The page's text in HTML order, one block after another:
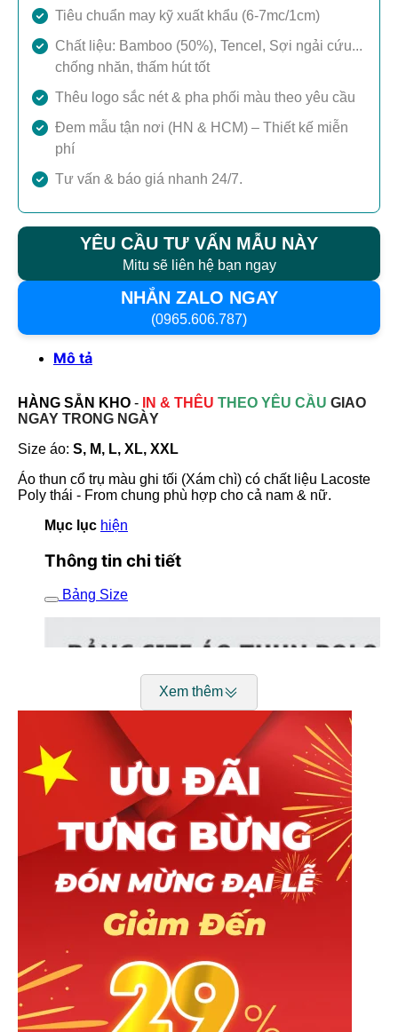
Tiêu chuẩn may kỹ xuất khẩu (6-7mc/1cm)
Chất liệu: Bamboo (50%), Tencel, Sợi ngải cứu...
chống nhăn, thấm hút tốt
Thêu logo sắc nét & pha phối màu theo yêu cầu
Đem mẫu tận nơi (HN & HCM) – Thiết kế miễn
phí
Tư vấn & báo giá nhanh 24/7.
YÊU CẦU TƯ VẤN MẪU NÀY
Mitu sẽ liên hệ bạn ngay
NHẮN ZALO NGAY
(0965.606.787)
Mô tả
HÀNG SẴN KHO - IN & THÊU THEO YÊU CẦU GIAO
NGAY TRONG NGÀY
Size áo: S, M, L, XL, XXL
Áo thun cổ trụ màu ghi tối (Xám chì) có chất liệu Lacoste
Poly thái - From chung phù hợp cho cả nam & nữ.
Mục lục hiện
Thông tin chi tiết
Bảng Size
Đối với khách hàng cần size áo lớn hơn
(từ 4XL trở lên), hãy liên hệ ngay với Mitu
Xem thêm